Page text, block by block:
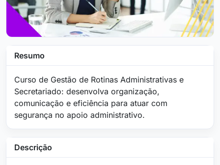
Resumo
Curso de Gestão de Rotinas Administrativas e
Secretariado: desenvolva organização,
comunicação e eficiência para atuar com
segurança no apoio administrativo.
Descrição